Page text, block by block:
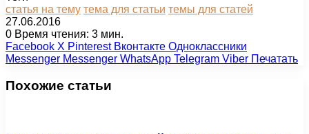
статья на тему тема для статьи темы для статей
27.06.2016
0 Время чтения: 3 мин.
Facebook X Pinterest Вконтакте Одноклассники
Messenger Messenger WhatsApp Telegram Viber Печатать
Похожие статьи